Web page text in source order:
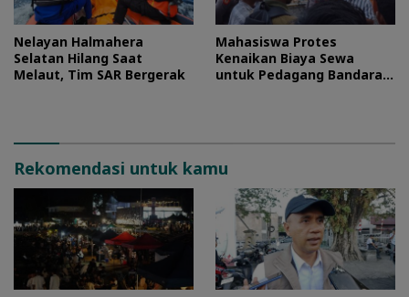
Nelayan Halmahera
Selatan Hilang Saat
Melaut, Tim SAR Bergerak
Mahasiswa Protes
Kenaikan Biaya Sewa
untuk Pedagang Bandara
Rekomendasi untuk kamu